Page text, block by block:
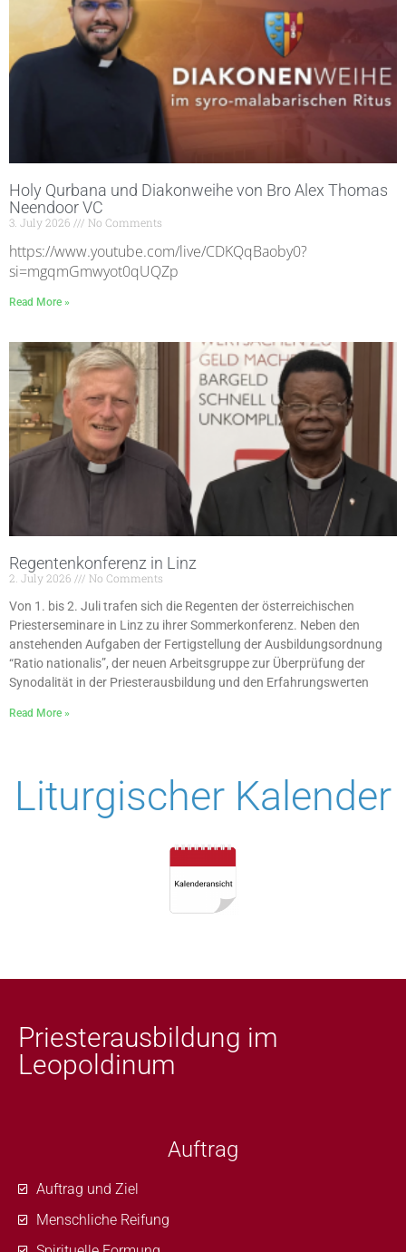
Holy Qurbana und Diakonweihe von Bro Alex Thomas
Neendoor VC
3. July 2026 No Comments
https://www.youtube.com/live/CDKQqBaoby0?
si=mgqmGmwyot0qUQZp
Read More »
Regentenkonferenz in Linz
2. July 2026
No Comments
Von 1. bis 2. Juli trafen sich die Regenten der österreichischen
Priesterseminare in Linz zu ihrer Sommerkonferenz. Neben den
anstehenden Aufgaben der Fertigstellung der Ausbildungsordnung
“Ratio nationalis”, der neuen Arbeitsgruppe zur Überprüfung der
Synodalität in der Priesterausbildung und den Erfahrungswerten
Read More »
Liturgischer Kalender
Priesterausbildung im
Leopoldinum
Auftrag
Auftrag und Ziel
Menschliche Reifung